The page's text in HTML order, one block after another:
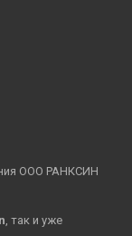
ООО РАНКСИН
, так и уже